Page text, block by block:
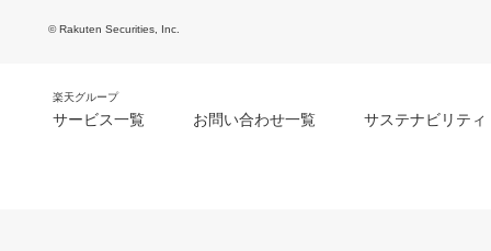
© Rakuten Securities, Inc.
楽天グループ
サービス一覧 お問い合わせ一覧 サステナビリティ